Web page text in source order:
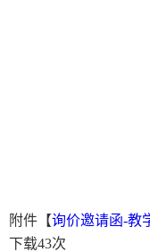
附件【询价邀请函-教
下载43次